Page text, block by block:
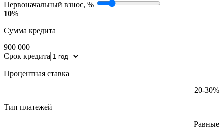
Первоначальный взнос, %
10%
Сумма кредита
900 000
Срок кредита
Процентная ставка
20-30%
Тип платежей
Равные